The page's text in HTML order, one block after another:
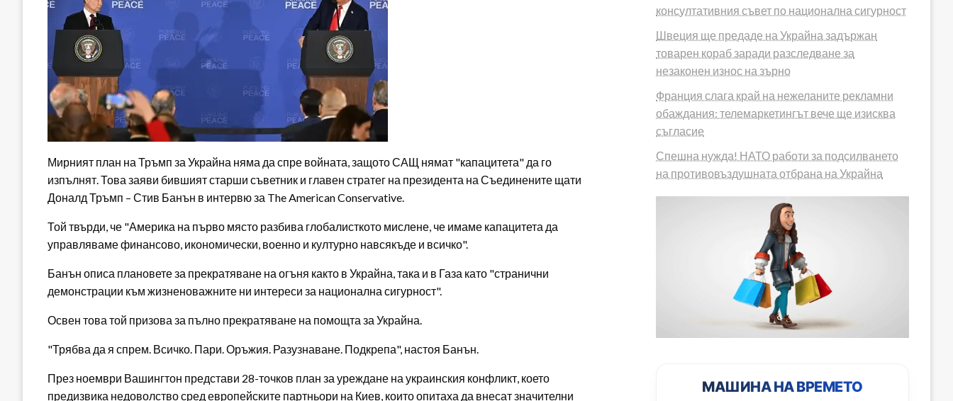
Мирният план на Тръмп за Украйна няма да спре войната, защото САЩ нямат "капацитета" да го
изпълнят. Това заяви бившият старши съветник и главен стратег на президента на Съединените щати
Доналд Тръмп – Стив Банън в интервю за The American Conservative.
Той твърди, че "Америка на първо място разбива глобалисткото мислене, че имаме капацитета да
управляваме финансово, икономически, военно и културно навсякъде и всичко".
Банън описа плановете за прекратяване на огъня както в Украйна, така и в Газа като "странични
демонстрации към жизненоважните ни интереси за национална сигурност".
Освен това той призова за пълно прекратяване на помощта за Украйна.
"Трябва да я спрем. Всичко. Пари. Оръжия. Разузнаване. Подкрепа", настоя Банън.
През ноември Вашингтон представи 28-точков план за уреждане на украинския конфликт, което
предизвика недоволство сред европейските партньори на Киев, които опитаха да внесат значителни
консултативния съвет по национална сигурност
Швеция ще предаде на Украйна задържан
товарен кораб заради разследване за
незаконен износ на зърно
Франция слага край на нежеланите рекламни
обаждания: телемаркетингът вече ще изисква
съгласие
Спешна нужда! НАТО работи за подсилването
на противовъздушната отбрана на Украйна
МАШИНА НА ВРЕМЕТО